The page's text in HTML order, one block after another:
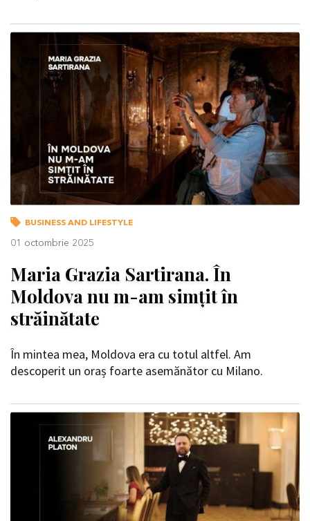
BUSINESS AND LIFESTYLE
01 octombrie 2025
Maria Grazia Sartirana. În
Moldova nu m-am simțit în
străinătate
În mintea mea, Moldova era cu totul altfel. Am
descoperit un oraș foarte asemănător cu Milano.